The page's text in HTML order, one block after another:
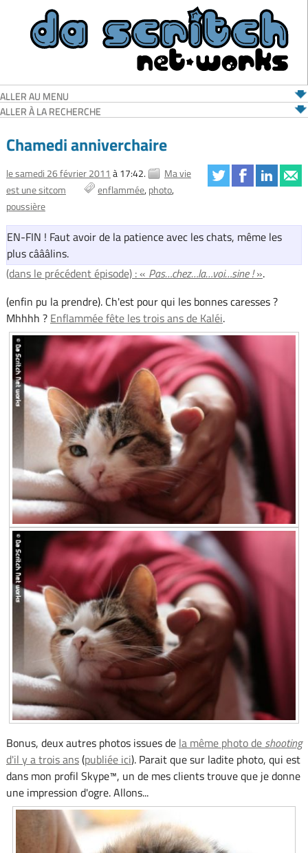
ALLER AU MENU
ALLER À LA RECHERCHE
Chamedi anniverchaire
le samedi 26 février 2011 à 17:42.
Ma vie
est une sitcom
enflammée photo
poussière
EN-FIN ! Faut avoir de la patience avec les chats, même les
plus câââlins.
(dans le précédent épisode) : « Pas…chez…la…voi…sine !».
(enfin pu la prendre). Ch'est pour qui les bonnes caresses ?
Mhhhh ? Enflammée fête les trois ans de Kaléi.
Bonus, deux autres photos issues de la même photo de shooting
d'il y a trois ans(publiée ici). Parait que sur ladite photo, qui est
dans mon profil Skype™, un de mes clients trouve que je donne
une impression d'ogre. Allons...